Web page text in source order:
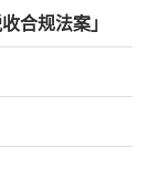
合规法案」